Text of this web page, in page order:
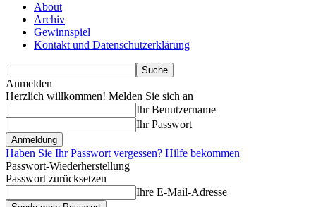
About
Archiv
Gewinnspiel
Kontakt und Datenschutzerklärung
Anmelden
Herzlich willkommen! Melden Sie sich an
Ihr Benutzername
Ihr Passwort
Haben Sie Ihr Passwort vergessen? Hilfe bekommen
Passwort-Wiederherstellung
Passwort zurücksetzen
Ihre E-Mail-Adresse